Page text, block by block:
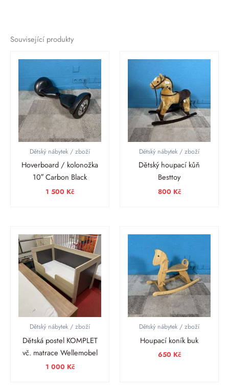
Související produkty
Dětský nábytek / zboží
Hoverboard / kolonožka
10″ Carbon Black
1 500 Kč
Dětský nábytek / zboží
Dětský houpací kůň
Besttoy
800 Kč
Dětský nábytek / zboží
Dětská postel KOMPLET
vč. matrace Wellemobel
1 000 Kč
Dětský nábytek / zboží
Houpací koník buk
650 Kč